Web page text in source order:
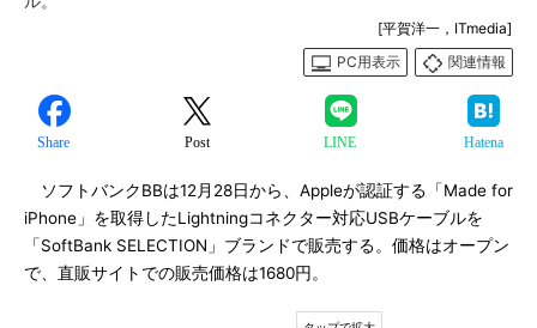
[平賀洋一，ITmedia]
PC用表示
関連情報
Share Post LINE Hatena
ソフトバンクBBは12月28日から、Appleが認証する「Made for
iPhone」を取得したLightningコネクター対応USBケーブルを
「SoftBank SELECTION」ブランドで販売する。価格はオープン
で、直販サイトでの販売価格は1680円。